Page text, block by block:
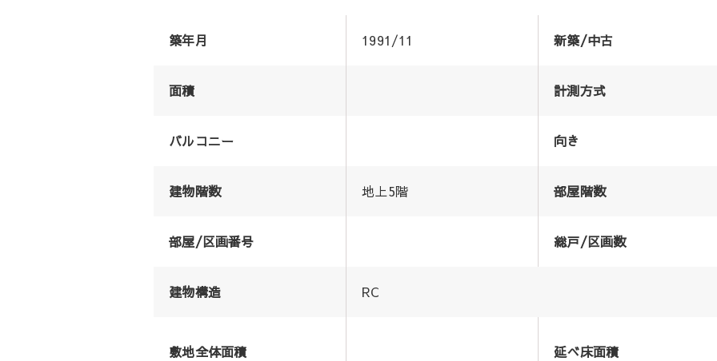
築年月 1991/11 新築/中古
面積 計測方式
バルコニー 向き
建物階数 地上5階 部屋階数
部屋/区画番号 総戸/区画数
建物構造 RC
敷地全体面積 延べ床面積